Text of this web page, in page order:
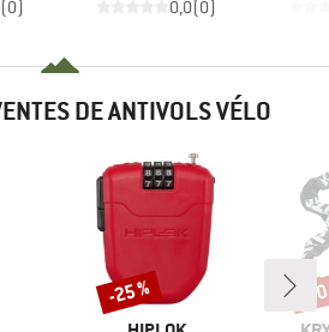
(0) 0,0(0)
DE ANTIVOLS VÉLO
Remise
-25 % -